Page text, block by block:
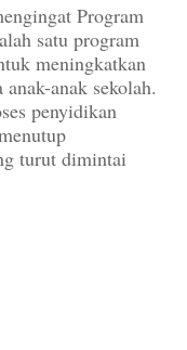
Program
satu program
meningkatkan
anak sekolah.
penyidikan
turut dimintai